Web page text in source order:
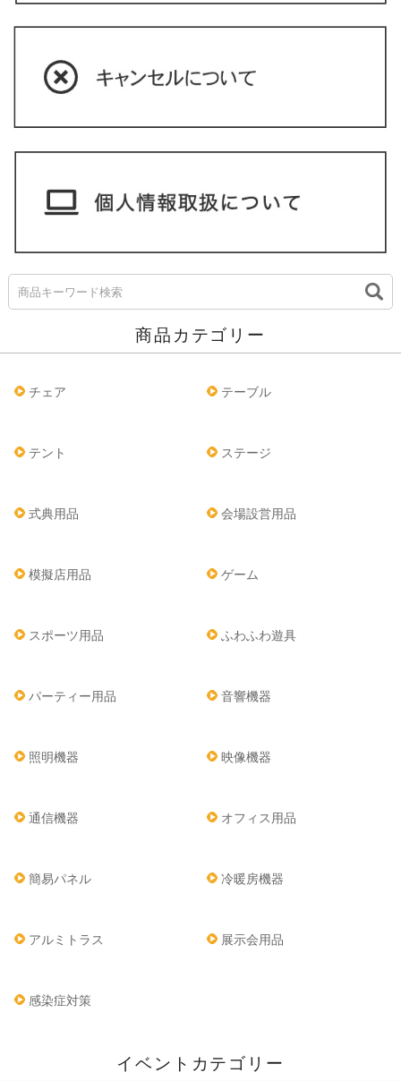
商品カテゴリー
チェア テーブル
テント ステージ
式典用品 会場設営用品
模擬店用品 ゲーム
スポーツ用品 ふわふわ遊具
パーティー用品 音響機器
照明機器 映像機器
通信機器 オフィス用品
簡易パネル 冷暖房機器
アルミトラス 展示会用品
感染症対策
イベントカテゴリー